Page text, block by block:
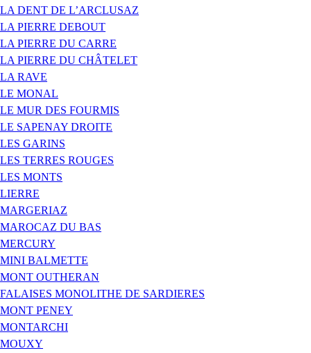
LA DENT DE L’ARCLUSAZ
LA PIERRE DEBOUT
LA PIERRE DU CARRE
LA PIERRE DU CHÂTELET
LA RAVE
LE MONAL
LE MUR DES FOURMIS
LE SAPENAY DROITE
LES GARINS
LES TERRES ROUGES
LES MONTS
LIERRE
MARGERIAZ
MAROCAZ DU BAS
MERCURY
MINI BALMETTE
MONT OUTHERAN
FALAISES MONOLITHE DE SARDIERES
MONT PENEY
MONTARCHI
MOUXY